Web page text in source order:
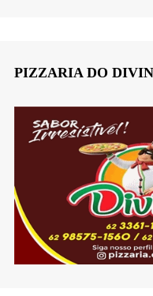
PIZZARIA DO